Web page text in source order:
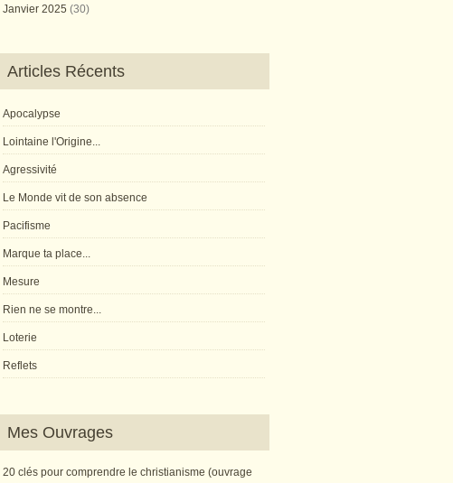
Janvier 2025 (30)
Articles Récents
Apocalypse
Lointaine l'Origine...
Agressivité
Le Monde vit de son absence
Pacifisme
Marque ta place...
Mesure
Rien ne se montre...
Loterie
Reflets
Mes Ouvrages
20 clés pour comprendre le christianisme (ouvrage